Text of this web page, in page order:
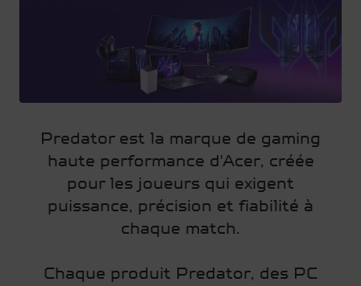
Predator est la marque de gaming
haute performance d'Acer, créée
pour les joueurs qui exigent
puissance, précision et fiabilité à
chaque match.
Chaque produit Predator, des PC